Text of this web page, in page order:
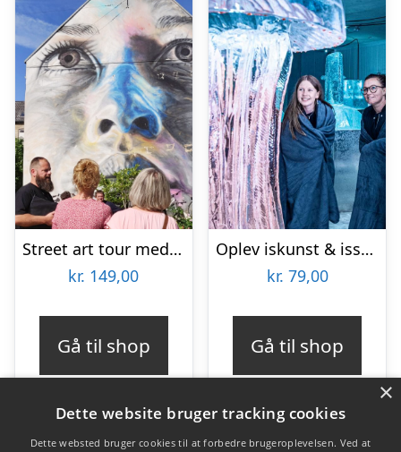
Street art tour med Aalborg Tours
kr. 149,00
Gå til shop
Oplev iskunst & isskulpturer
kr. 79,00
Gå til shop
×
Dette website bruger tracking cookies
Dette websted bruger cookies til at forbedre brugeroplevelsen. Ved at